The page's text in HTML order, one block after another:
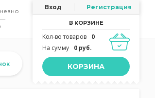
Вход Регистрация
В КОРЗИНЕ
Кол-во товаров
0
На сумму
0 руб.
КОРЗИНА